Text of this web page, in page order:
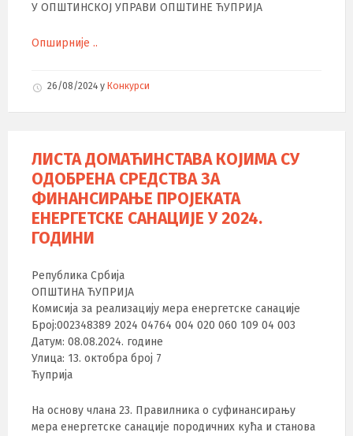
У ОПШТИНСКОЈ УПРАВИ ОПШТИНЕ ЋУПРИЈА
Опширније ..
26/08/2024 у Конкурси
ЛИСТА ДОМАЋИНСТАВА КОЈИМА СУ
ОДОБРЕНА СРЕДСТВА ЗА
ФИНАНСИРАЊЕ ПРОЈЕКАТА
ЕНЕРГЕТСКЕ САНАЦИЈЕ У 2024.
ГОДИНИ
Република Србија
ОПШТИНА ЋУПРИЈА
Комисија за реализацију мера енергетске санације
Број:002348389 2024 04764 004 020 060 109 04 003
Датум: 08.08.2024. године
Улица: 13. октобра број 7
Ћуприја
На основу члана 23. Правилника о суфинансирању
мера енергетске санације породичних кућа и станова